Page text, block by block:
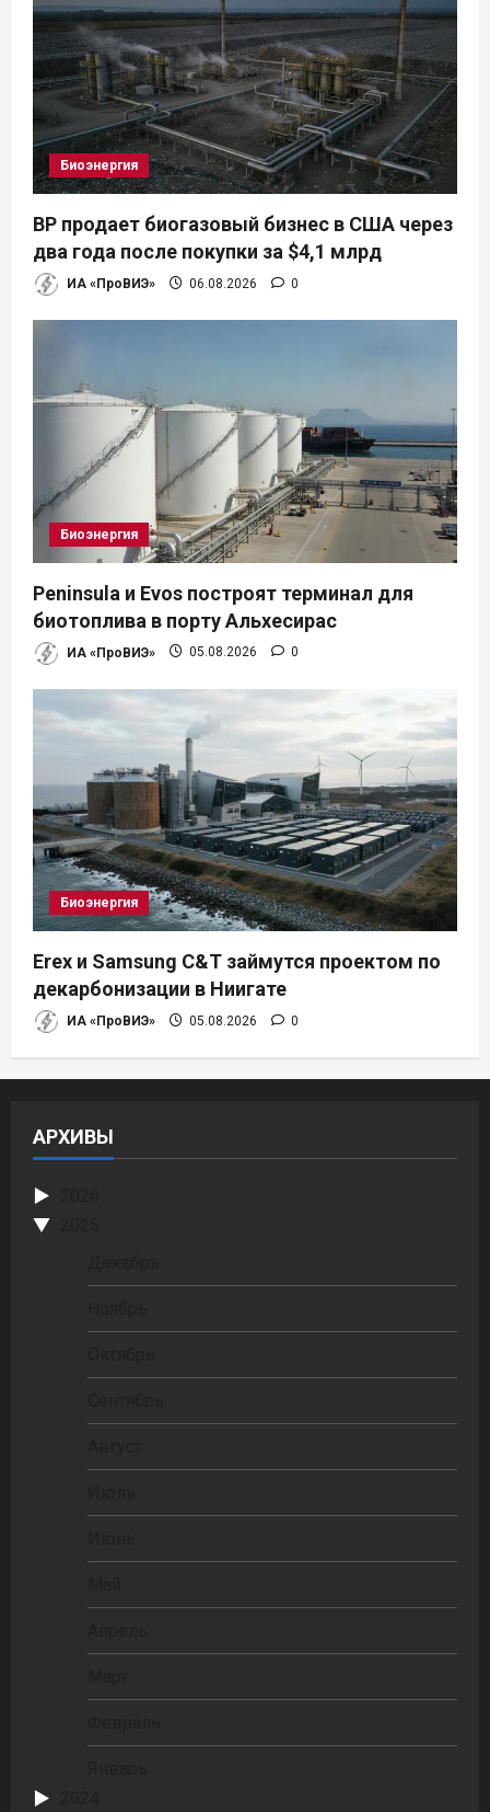
Биоэнергия
BP продает биогазовый бизнес в США через
два года после покупки за $4,1 млрд
ИА «ПроВИЭ» 06.08.2026 0
Биоэнергия
Peninsula и Evos построят терминал для
биотоплива в порту Альхесирас
ИА «ПроВИЭ» 05.08.2026 0
Биоэнергия
Erex и Samsung C&T займутся проектом по
декарбонизации в Ниигате
ИА «ПроВИЭ» 05.08.2026 0
АРХИВЫ